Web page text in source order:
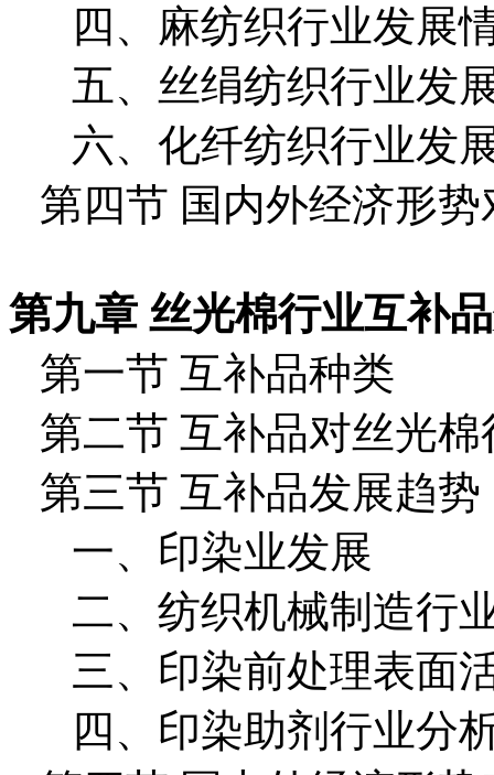
四、麻纺织行业发展
五、丝绢纺织行业发
六、化纤纺织行业发
第四节 国内外经济形
第九章 丝光棉行业互补
第一节 互补品种类
第二节 互补品对丝光
第三节 互补品发展趋势
一、印染业发展
二、纺织机械制造行
三、印染前处理表面
四、印染助剂行业分